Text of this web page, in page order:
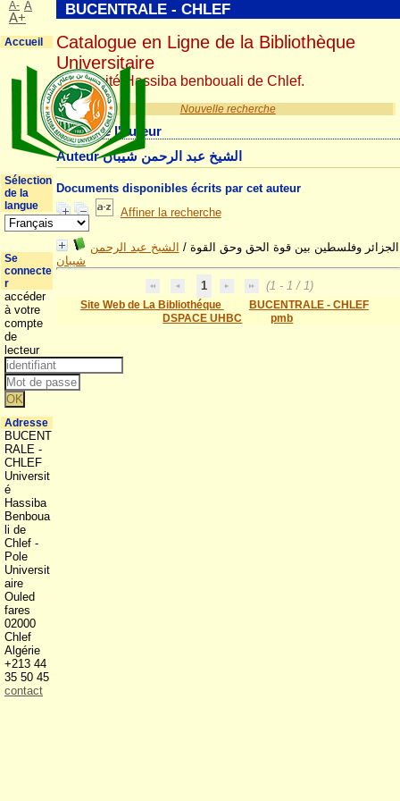
Nouvelle recherche
Détail de l'auteur
Auteur الشيخ عبد الرحمن شيبان
Documents disponibles écrits par cet auteur
Affiner la recherche
الجزائر وفلسطين بين قوة الحق وحق القوة / الشيخ عبد الرحمن
شيبان
1
(1 - 1 / 1)
Site Web de La Bibliothéque
BUCENTRALE - CHLEF
DSPACE UHBC
pmb
BUCENTRALE - CHLEF
Catalogue en Ligne de la Bibliothèque
Universitaire
Université Hassiba benbouali de Chlef.
A- A
A+
Accueil
Sélection
de la
langue
Se
connecte
r
accéder
à votre
compte
de
lecteur
Adresse
BUCENT
RALE -
CHLEF
Universit
é
Hassiba
Benboua
li de
Chlef -
Pole
Universit
aire
Ouled
fares
02000
Chlef
Algérie
+213 44
35 50 45
contact